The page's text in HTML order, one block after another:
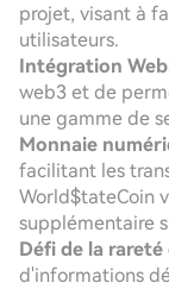
projet, visant à
utilisateurs.
Intégration
web3 et de
une gamme de
Monnaie
facilitant les
World$tateCoin
supplémentaire
Défi de la
d'informations